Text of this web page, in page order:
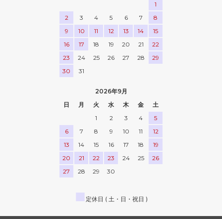
1
2
3 4 5 6 7
8
9
10 11 12 13 14
15
16
17 18 19 20 21
22
23
24 25 26 27 28
29
30
31
2026年9月
日
月 火 水 木 金
土
1
2 3 4
5
6
7 8 9 10 11
12
13
14 15 16 17 18
19
20
21 22 23 24 25
26
27
28 29 30
■ 定休日 ( 土・日・祝日 )